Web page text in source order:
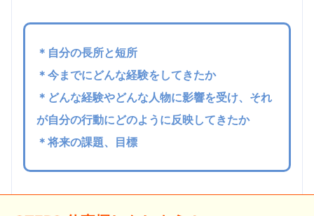
＊自分の長所と短所
＊今までにどんな経験をしてきたか
＊どんな経験やどんな人物に影響を受け、それ
が自分の行動にどのように反映してきたか
＊将来の課題、目標